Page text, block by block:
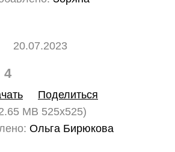
20.07.2023
4
Поделиться
MB 525x525)
Ольга Бирюкова